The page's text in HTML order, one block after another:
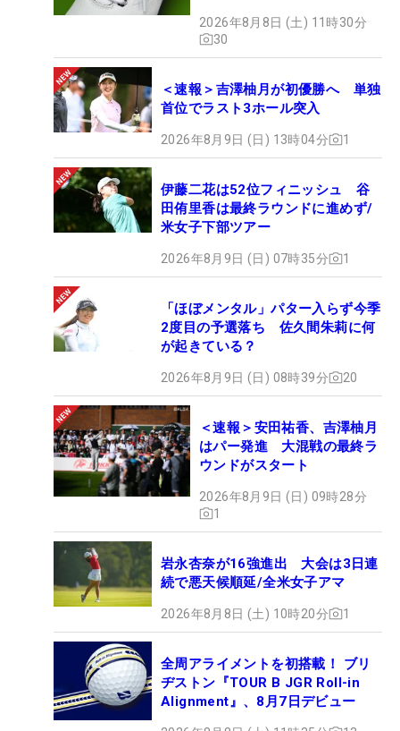
ュー
2026年8月8日 (土) 11時30分
30
＜速報＞吉澤柚月が初優勝へ 単独
首位でラスト3ホール突入
2026年8月9日 (日) 13時04分 1
伊藤二花は52位フィニッシュ 谷
田侑里香は最終ラウンドに進めず/
米女子下部ツアー
2026年8月9日 (日) 07時35分 1
「ほぼメンタル」パター入らず今季
2度目の予選落ち 佐久間朱莉に何
が起きている？
2026年8月9日 (日) 08時39分 20
＜速報＞安田祐香、吉澤柚月
はパー発進 大混戦の最終ラ
ウンドがスタート
2026年8月9日 (日) 09時28分
1
岩永杏奈が16強進出 大会は3日連
続で悪天候順延/全米女子アマ
2026年8月8日 (土) 10時20分 1
全周アライメントを初搭載！ ブリ
ヂストン『TOUR B JGR Roll-in
Alignment』、8月7日デビュー